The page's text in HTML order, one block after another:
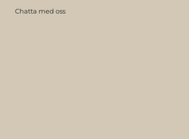
Chatta med oss